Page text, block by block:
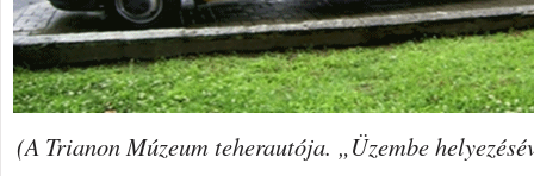
(A Trianon Múzeum teherautója. „Üzembe